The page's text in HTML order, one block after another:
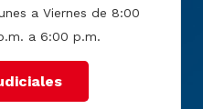
a Viernes de 8:00
a 6:00 p.m.